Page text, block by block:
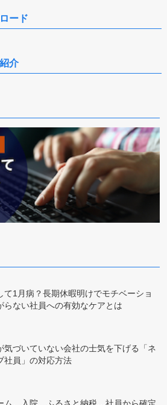
ード
介
て1月病？長期休暇明けでモチベーショ
らない社員への有効なケアとは
気づいていない会社の士気を下げる「ネ
社員」の対応方法
ム、入院、ふるさと納税…社員から確定